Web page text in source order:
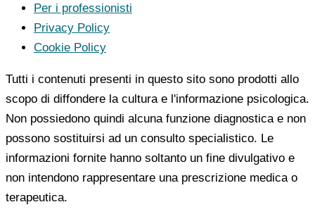
Per i professionisti
Privacy Policy
Cookie Policy
Tutti i contenuti presenti in questo sito sono prodotti allo
scopo di diffondere la cultura e l'informazione psicologica.
Non possiedono quindi alcuna funzione diagnostica e non
possono sostituirsi ad un consulto specialistico. Le
informazioni fornite hanno soltanto un fine divulgativo e
non intendono rappresentare una prescrizione medica o
terapeutica.